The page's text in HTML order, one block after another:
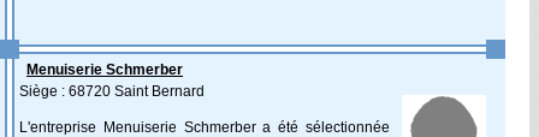
Menuiserie Schmerber
Siège : 68720 Saint Bernard
L'entreprise Menuiserie Schmerber a été sélectionnée